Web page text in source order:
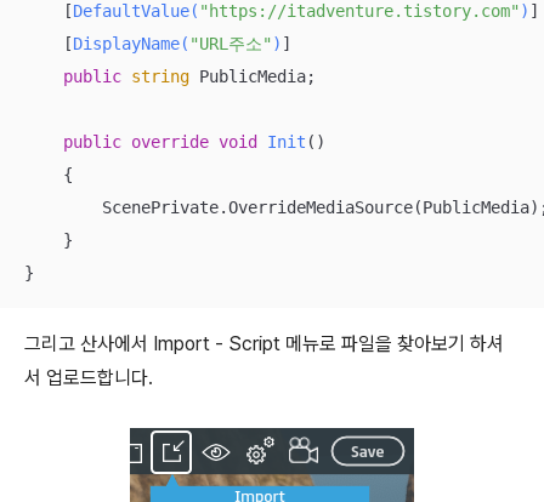
    [
DefaultValue( "https://itadventure.tistory.com" ) ]
    [
DisplayName( "URL주소" ) ]
public string PublicMedia;
public override void Init ( )
    {
    }
}
그리고 산사에서 Import - Script 메뉴로 파일을 찾아보기 하셔
서 업로드합니다.